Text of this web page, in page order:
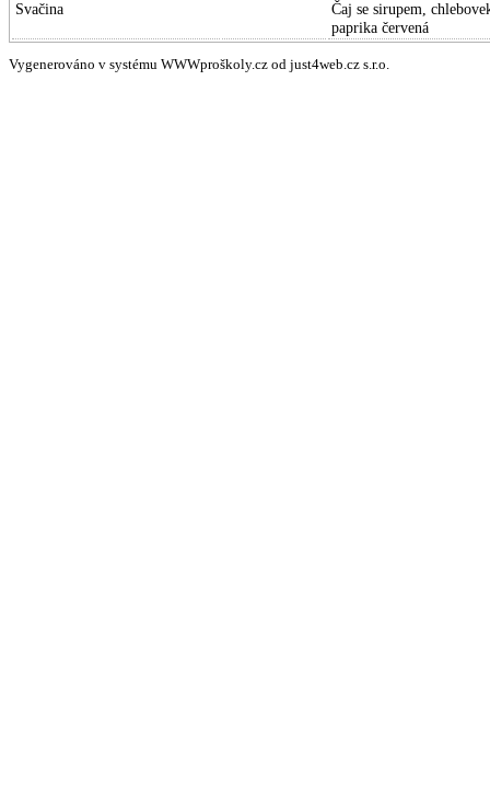
Svačina
Čaj se sirupem,
paprika červená
Vygenerováno v systému WWWproškoly.cz od just4web.cz s.r.o.